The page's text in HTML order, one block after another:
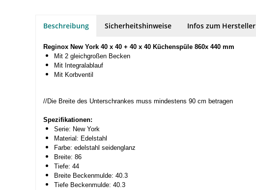
Beschreibung Sicherheitshinweise Infos zum Hersteller
Reginox New York 40 x 40 + 40 x 40 Küchenspüle 860x 440 mm
Mit 2 gleichgroßen Becken
Mit Integralablauf
Mit Korbventil
//Die Breite des Unterschrankes muss mindestens 90 cm betragen
Spezifikationen:
Serie: New York
Material: Edelstahl
Farbe: edelstahl seidenglanz
Breite: 86
Tiefe: 44
Breite Beckenmulde: 40.3
Tiefe Beckenmulde: 40.3